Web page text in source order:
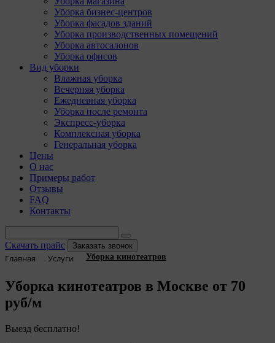
Уборка бизнес-центров
Уборка фасадов зданий
Уборка производственных помещений
Уборка автосалонов
Уборка офисов
Вид уборки
Влажная уборка
Вечерняя уборка
Ежедневная уборка
Уборка после ремонта
Экспресс-уборка
Комплексная уборка
Генеральная уборка
Цены
О нас
Примеры работ
Отзывы
FAQ
Контакты
Скачать прайс Заказать звонок
Главная Услуги Уборка кинотеатров
Уборка кинотеатров в Москве от 70
руб/м
Выезд бесплатно!